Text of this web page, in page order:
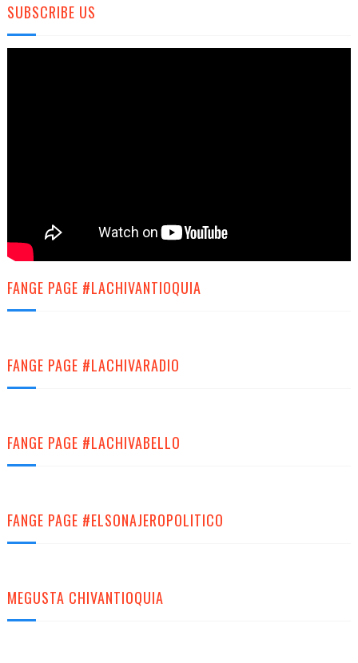
SUBSCRIBE US
FANGE PAGE #LACHIVANTIOQUIA
FANGE PAGE #LACHIVARADIO
FANGE PAGE #LACHIVABELLO
FANGE PAGE #ELSONAJEROPOLITICO
MEGUSTA CHIVANTIOQUIA